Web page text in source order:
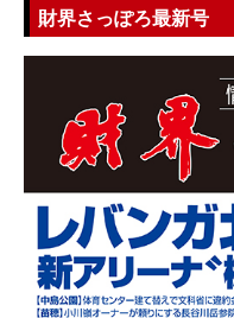
財界さっぽろ最新号